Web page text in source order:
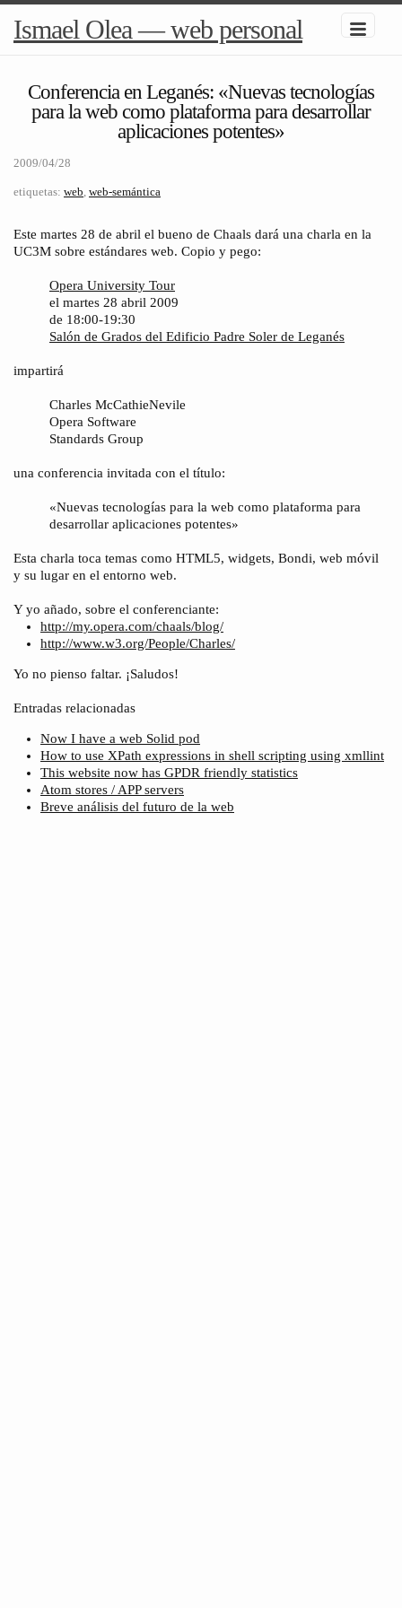
Ismael Olea — web personal
Conferencia en Leganés: «Nuevas tecnologías
para la web como plataforma para desarrollar
aplicaciones potentes»
2009/04/28
etiquetas: web, web-semántica
Este martes 28 de abril el bueno de Chaals dará una charla en la
UC3M sobre estándares web. Copio y pego:
Opera University Tour
el martes 28 abril 2009
de 18:00-19:30
Salón de Grados del Edificio Padre Soler de Leganés
impartirá
Charles McCathieNevile
Opera Software
Standards Group
una conferencia invitada con el título:
«Nuevas tecnologías para la web como plataforma para
desarrollar aplicaciones potentes»
Esta charla toca temas como HTML5, widgets, Bondi, web móvil
y su lugar en el entorno web.
Y yo añado, sobre el conferenciante:
http://my.opera.com/chaals/blog/
http://www.w3.org/People/Charles/
Yo no pienso faltar. ¡Saludos!
Entradas relacionadas
Now I have a web Solid pod
How to use XPath expressions in shell scripting using xmllint
This website now has GPDR friendly statistics
Atom stores / APP servers
Breve análisis del futuro de la web